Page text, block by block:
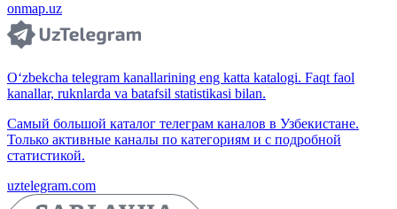
onmap.uz
O‘zbekcha telegram kanallarining eng katta katalogi. Faqt faol
kanallar, ruknlarda va batafsil statistikasi bilan.
Самый большой каталог телеграм каналов в Узбекистане.
Только активные каналы по категориям и с подробной
статистикой.
uztelegram.com